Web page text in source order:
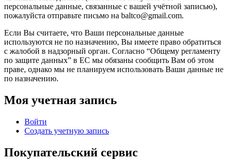
персональные данные, связанные с вашей учётной записью),
пожалуйста отправьте письмо на baltco@gmail.com.
Если Вы считаете, что Ваши персональные данные
используются не по назначению, Вы имеете право обратиться
с жалобой в надзорный орган. Согласно “Общему регламенту
по защите данных” в ЕС мы обязаны сообщить Вам об этом
праве, однако мы не планируем использовать Ваши данные не
по назначению.
Моя учетная запись
Войти
Создать учетную запись
Покупательский сервис